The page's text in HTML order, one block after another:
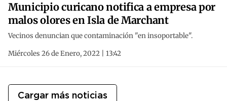
Municipio curicano notifica a empresa por
malos olores en Isla de Marchant
Vecinos denuncian que contaminación "en insoportable".
Miércoles 26 de Enero, 2022 | 13:42
Cargar más noticias